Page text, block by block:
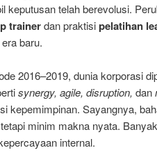
keputusan telah berevolusi.
trainerdan praktisipelatihan
baru.
2016–2019, dunia korporasi
synergy, agile, disruption, dan
kepemimpinan. Sayangnya,
minim makna nyata.
internal.